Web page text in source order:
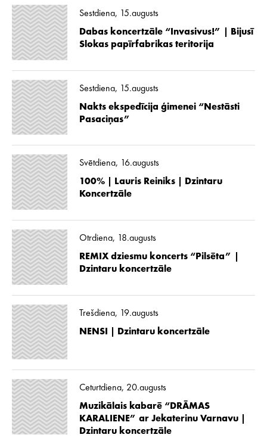
Sestdiena, 15.augusts
Dabas koncertzāle “Invasivus!” | Bijusī
Slokas papīrfabrikas teritorija
Sestdiena, 15.augusts
Nakts ekspedīcija ģimenei “Nestāsti
Pasaciņas”
Svētdiena, 16.augusts
100% | Lauris Reiniks | Dzintaru
Koncertzāle
Otrdiena, 18.augusts
REMIX dziesmu koncerts “Pilsēta” |
Dzintaru koncertzāle
Trešdiena, 19.augusts
NENSI | Dzintaru koncertzāle
Ceturtdiena, 20.augusts
Muzikālais kabarē “DRĀMAS
KARALIENE” ar Jekaterinu Varnavu |
Dzintaru koncertzāle